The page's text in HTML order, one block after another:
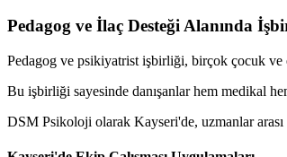
Pedagog ve İlaç Desteği Alanında
Pedagog ve psikiyatrist işbirliği, birçok çocuk ve
Bu işbirliği sayesinde danışanlar hem medikal
DSM Psikoloji olarak Kayseri'de, uzmanlar